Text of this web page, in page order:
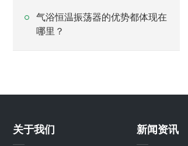
气浴恒温振荡器的优势都体现在
哪里？
关于我们 新闻资讯